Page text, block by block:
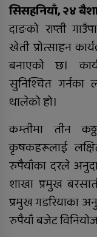
सिसहनियाँ, २४
दाङको राप्ती
खेती प्रोत्साहन
बनाएको छ।
सुनिश्चित गर्नका
थालेको हो।
कम्तीमा तीन
कृषकहरूलाई
रुपैयाँका दरले
शाखा प्रमुख
प्रमुख गडरियाका
रुपैयाँ बजेट